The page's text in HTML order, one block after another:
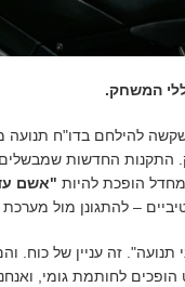
המשחק.
להילחם בדו"ח תנועה
התקנות החדשות
הופכת להיות "אשם
– להתגונן מול
תנועה". זה עניין של
לחותמת גומי,